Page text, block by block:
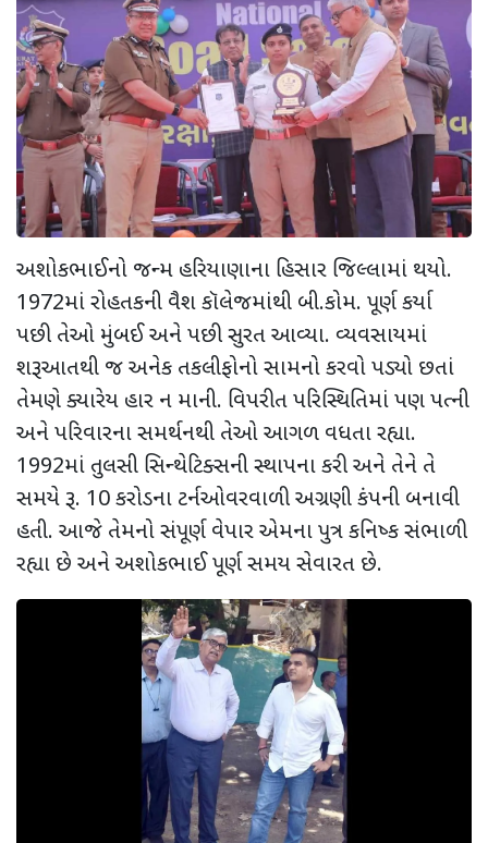
અશોકભાઈનો જન્મ હરિયાણાના હિસાર જિલ્લામાં થયો.
1972માં રોહતકની વૈશ કૉલેજમાંથી બી.કોમ. પૂર્ણ કર્યા
પછી તેઓ મુંબઈ અને પછી સુરત આવ્યા. વ્યવસાયમાં
શરૂઆતથી જ અનેક તકલીફોનો સામનો કરવો પડ્યો છતાં
તેમણે ક્યારેય હાર ન માની. વિપરીત પરિસ્થિતિમાં પણ પત્ની
અને પરિવારના સમર્થનથી તેઓ આગળ વધતા રહ્યા.
1992માં તુલસી સિન્થેટિક્સની સ્થાપના કરી અને તેને તે
સમયે રૂ. 10 કરોડના ટર્નઓવરવાળી અગ્રણી કંપની બનાવી
હતી. આજે તેમનો સંપૂર્ણ વેપાર એમના પુત્ર કનિષ્ક સંભાળી
રહ્યા છે અને અશોકભાઈ પૂર્ણ સમય સેવારત છે.